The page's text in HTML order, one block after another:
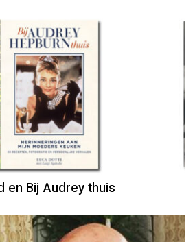
en Bij Audrey thuis